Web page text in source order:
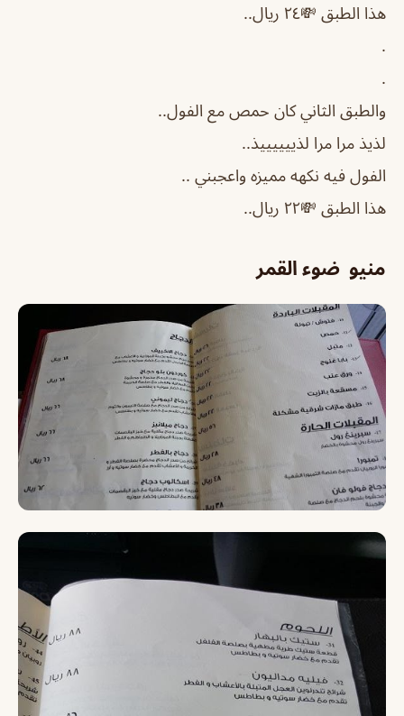
هذا الطبق 💸٢٤ ريال..
.
.
والطبق الثاني كان حمص مع الفول..
لذيذ مرا مرا لذييييييذ..
الفول فيه نكهه مميزه واعجبني ..
هذا الطبق 💸٢٢ ريال..
منيو ضوء القمر